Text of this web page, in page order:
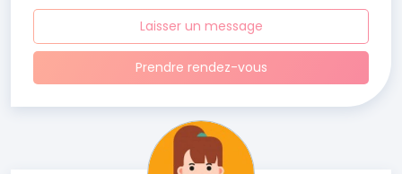
Laisser un message
Prendre rendez-vous